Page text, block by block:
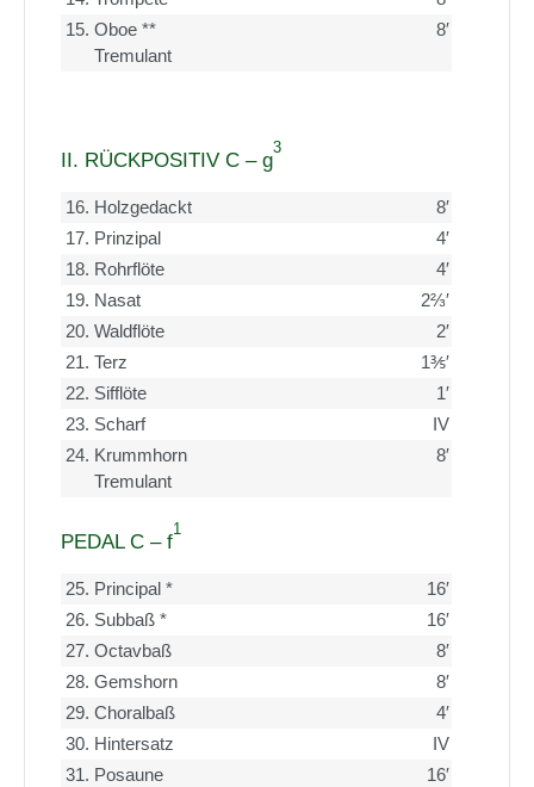
15. Oboe **
Tremulant
8′
II. RÜCKPOSITIV C – g
3
16. Holzgedackt
8′
17. Prinzipal
4′
18. Rohrflöte
4′
19. Nasat
2⅔′
20. Waldflöte
2′
21. Terz
1⅗′
22. Sifflöte
1′
23. Scharf
IV
24. Krummhorn
Tremulant
8′
PEDAL C – f
1
25. Principal *
16′
26. Subbaß *
16′
27. Octavbaß
8′
28. Gemshorn
8′
29. Choralbaß
4′
30. Hintersatz
IV
31. Posaune
16′